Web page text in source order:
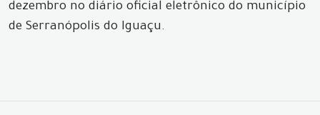
dezembro no diário oficial eletrônico do município
de Serranópolis do Iguaçu.